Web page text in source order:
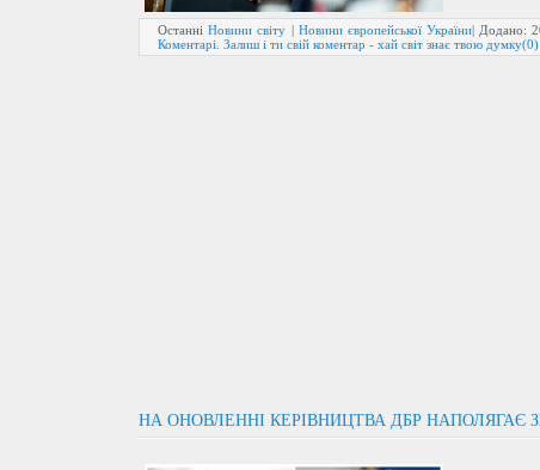
ОстанніНовини світу | Новини європейської України| Додано:
Коментарі. Залиш і ти свій коментар - хай світ знає твою думку(0)
НА ОНОВЛЕННІ КЕРІВНИЦТВА ДБР НАПОЛЯГАЄ